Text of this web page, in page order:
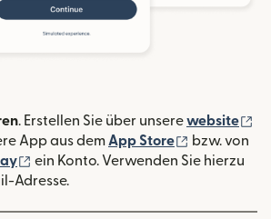
. Erstellen Sie über unserewebsite
App aus dem App Store (wird in
bzw. von
(wird in einem neuen Fenster
ein Konto. Verwenden Sie hierzu
Adresse.